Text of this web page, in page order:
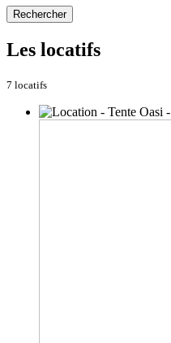
Rechercher
Les locatifs
7 locatifs